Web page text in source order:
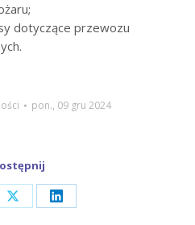
dotyczące przewozu
pon., 09 gru 2024
Share Share